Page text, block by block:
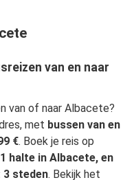
van en naar
van of naar Albacete?
met bussen van en
€. Boek je reis op
halte in Albacete, en
3 steden. Bekijk het